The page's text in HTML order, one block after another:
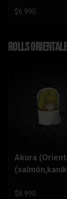
$6.990
Rolls
Akura
e)
$8.990